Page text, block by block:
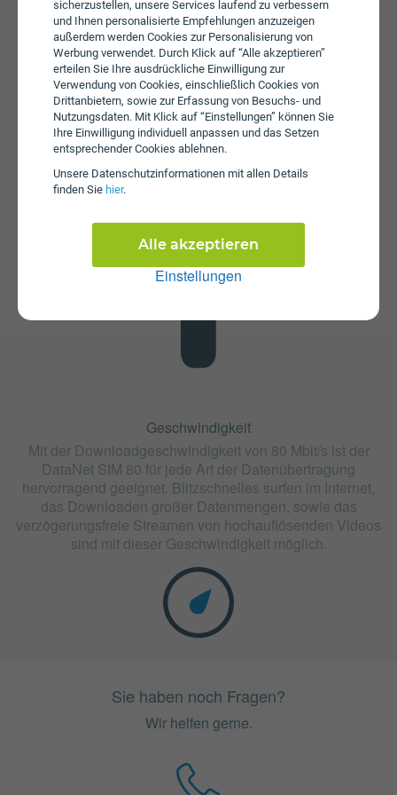
sicherzustellen, unsere Services laufend zu verbessern
und Ihnen personalisierte Empfehlungen anzuzeigen
außerdem werden Cookies zur Personalisierung von
Werbung verwendet. Durch Klick auf “Alle akzeptieren”
erteilen Sie Ihre ausdrückliche Einwilligung zur
Verwendung von Cookies, einschließlich Cookies von
Drittanbietern, sowie zur Erfassung von Besuchs- und
Nutzungsdaten. Mit Klick auf “Einstellungen” können Sie
Ihre Einwilligung individuell anpassen und das Setzen
entsprechender Cookies ablehnen.
Unsere Daten­schutz­informationen mit allen Details
finden Sie hier.
Einstellungen
Alle akzeptieren
Datenstick
Im Tarif DataNet SIM 80 ist kein Datenstick enthalten. Die
SIM-Karte kann in jedem gängigen Datenstick betrieben
werden, um Computer oder Laptop mit dem Internet zu
Tablets verwendet werden.
Geschwindigkeit
Mit der Downloadgeschwindigkeit von 80 Mbit/s ist der
DataNet SIM 80 für jede Art der Datenübertragung
hervorragend geeignet. Blitzschnelles surfen im Internet,
das Downloaden großer Datenmengen, sowie das
verzögerungsfreie Streamen von hochauflösenden Videos
sind mit dieser Geschwindigkeit möglich.
Sie haben noch Fragen?
Wir helfen gerne.